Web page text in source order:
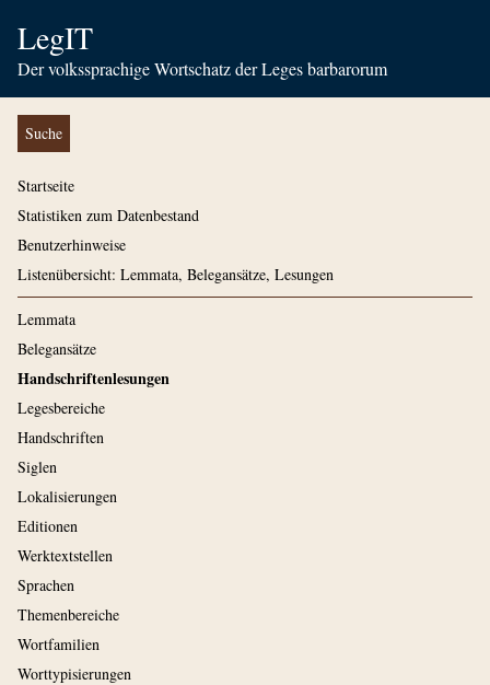
LegIT
Der volkssprachige Wortschatz der Leges barbarorum
Suche
Startseite
Statistiken zum Datenbestand
Benutzerhinweise
Listenübersicht: Lemmata, Belegansätze, Lesungen
Lemmata
Belegansätze
Handschriftenlesungen
Legesbereiche
Handschriften
Siglen
Lokalisierungen
Editionen
Werktextstellen
Sprachen
Themenbereiche
Wortfamilien
Worttypisierungen